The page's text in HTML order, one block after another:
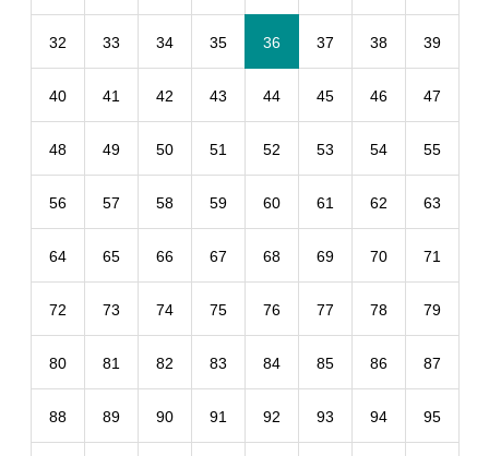
32 33 34 35 36 37 38 39
40 41 42 43 44 45 46 47
48 49 50 51 52 53 54 55
56 57 58 59 60 61 62 63
64 65 66 67 68 69 70 71
72 73 74 75 76 77 78 79
80 81 82 83 84 85 86 87
88 89 90 91 92 93 94 95